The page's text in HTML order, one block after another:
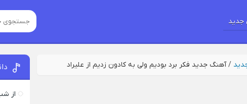
/آهنگ جدید فکر برد بودیم ولی به کادون زدیم از علیراد
از